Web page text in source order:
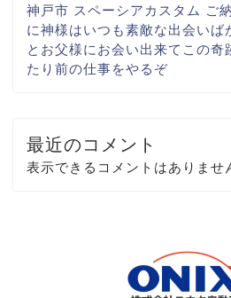
神戸市 スペーシアカスタム ご
に神様はいつも素敵な出会いば
とお父様にお会い出来て この奇
たり前の仕事をやるぞ
最近のコメント
表示できるコメントはありませ